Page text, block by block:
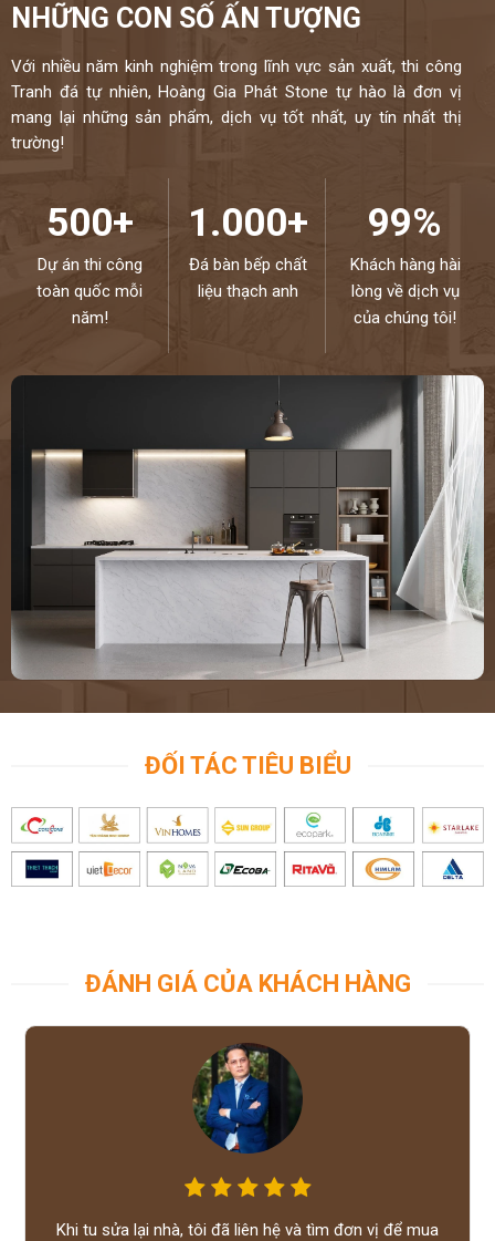
NHỮNG CON SỐ ẤN TƯỢNG
Với nhiều năm kinh nghiệm trong lĩnh vực sản xuất, thi công
Tranh đá tự nhiên, Hoàng Gia Phát Stone tự hào là đơn vị
mang lại những sản phẩm, dịch vụ tốt nhất, uy tín nhất thị
trường!
500+
Dự án thi công
toàn quốc mỗi
năm!
1.000+
Đá bàn bếp chất
liệu thạch anh
99%
Khách hàng hài
lòng về dịch vụ
của chúng tôi!
ĐỐI TÁC TIÊU BIỂU
ĐÁNH GIÁ CỦA KHÁCH HÀNG
Khi tu sửa lại nhà, tôi đã liên hệ và tìm đơn vị để mua